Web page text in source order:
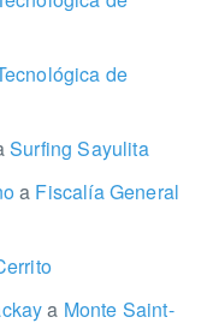
de
Surfing Sayulita
a Fiscalía General
a Monte Saint-